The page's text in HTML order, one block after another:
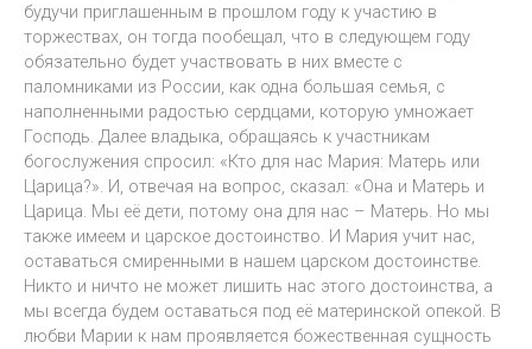
будучи приглашенным в прошлом году к участию в
торжествах, он тогда пообещал, что в следующем году
обязательно будет участвовать в них вместе с
паломниками из России, как одна большая семья, с
наполненными радостью сердцами, которую умножает
Господь. Далее владыка, обращаясь к участникам
богослужения спросил: «Кто для нас Мария: Матерь или
Царица?». И, отвечая на вопрос, сказал: «Она и Матерь и
Царица. Мы её дети, потому она для нас – Матерь. Но мы
также имеем и царское достоинство. И Мария учит нас,
оставаться смиренными в нашем царском достоинстве.
Никто и ничто не может лишить нас этого достоинства, а
мы всегда будем оставаться под её материнской опекой. В
любви Марии к нам проявляется божественная сущность